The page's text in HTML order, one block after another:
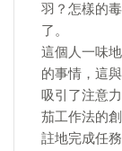
羽？怎樣的
了。
這個人一味
的事情，這
吸引了注意
茄工作法的
註地完成任